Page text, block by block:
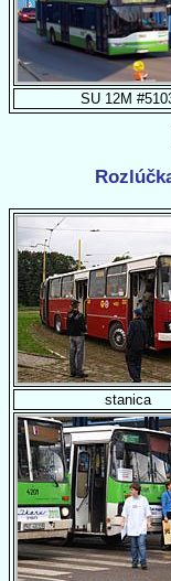
SU 12M
stanica